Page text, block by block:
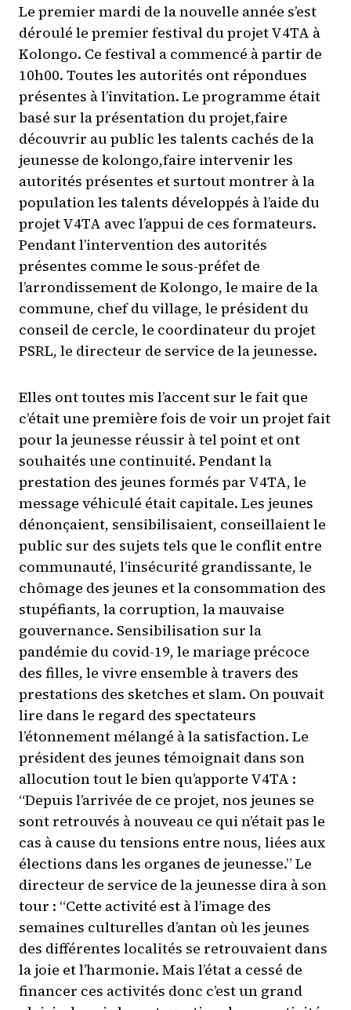
Le premier mardi de la nouvelle année s’est
déroulé le premier festival du projet V4TA à
Kolongo. Ce festival a commencé à partir de
10h00. Toutes les autorités ont répondues
présentes à l’invitation. Le programme était
basé sur la présentation du projet,faire
découvrir au public les talents cachés de la
jeunesse de kolongo,faire intervenir les
autorités présentes et surtout montrer à la
population les talents développés à l’aide du
projet V4TA avec l’appui de ces formateurs.
Pendant l’intervention des autorités
présentes comme le sous-préfet de
l’arrondissement de Kolongo, le maire de la
commune, chef du village, le président du
conseil de cercle, le coordinateur du projet
PSRL, le directeur de service de la jeunesse.
Elles ont toutes mis l’accent sur le fait que
c’était une première fois de voir un projet fait
pour la jeunesse réussir à tel point et ont
souhaités une continuité. Pendant la
prestation des jeunes formés par V4TA, le
message véhiculé était capitale. Les jeunes
dénonçaient, sensibilisaient, conseillaient le
public sur des sujets tels que le conflit entre
communauté, l’insécurité grandissante, le
chômage des jeunes et la consommation des
stupéfiants, la corruption, la mauvaise
gouvernance. Sensibilisation sur la
pandémie du covid-19, le mariage précoce
des filles, le vivre ensemble à travers des
prestations des sketches et slam. On pouvait
lire dans le regard des spectateurs
l’étonnement mélangé à la satisfaction. Le
président des jeunes témoignait dans son
allocution tout le bien qu’apporte V4TA :
“Depuis l’arrivée de ce projet, nos jeunes se
sont retrouvés à nouveau ce qui n’était pas le
cas à cause du tensions entre nous, liées aux
élections dans les organes de jeunesse.” Le
directeur de service de la jeunesse dira à son
tour : “Cette activité est à l’image des
semaines culturelles d’antan où les jeunes
des différentes localités se retrouvaient dans
la joie et l’harmonie. Mais l’état a cessé de
financer ces activités donc c’est un grand